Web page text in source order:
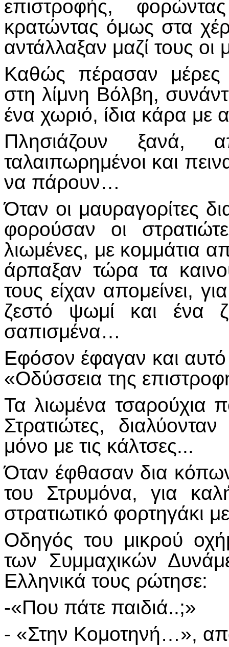
επιστροφής,
κρατώντας όμως στα
αντάλλαξαν μαζί τους
Καθώς πέρασαν μέρες
στη λίμνη Βόλβη,
ένα χωριό, ίδια κάρα με
Πλησιάζουν ξανά,
ταλαιπωρημένοι και
να πάρουν…
Όταν οι μαυραγορίτες
φορούσαν οι
λιωμένες, με κομμάτια
άρπαξαν τώρα τα
τους είχαν απομείνει,
ζεστό ψωμί και ένα
σαπισμένα…
Εφόσον έφαγαν και
«Οδύσσεια της
Τα λιωμένα τσαρούχια
Στρατιώτες,
μόνο με τις κάλτσες...
Όταν έφθασαν δια
του Στρυμόνα, για
στρατιωτικό φορτηγάκι
Οδηγός του μικρού
των Συμμαχικών
Ελληνικά τους ρώτησε:
-«Που πάτε παιδιά..;»
- «Στην Κομοτηνή…»,